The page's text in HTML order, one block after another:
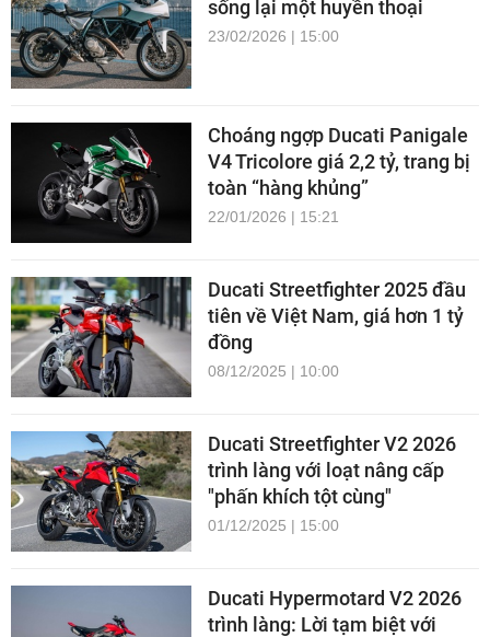
sống lại một huyền thoại
23/02/2026 | 15:00
Choáng ngợp Ducati Panigale
V4 Tricolore giá 2,2 tỷ, trang bị
toàn “hàng khủng”
22/01/2026 | 15:21
Ducati Streetfighter 2025 đầu
tiên về Việt Nam, giá hơn 1 tỷ
đồng
08/12/2025 | 10:00
Ducati Streetfighter V2 2026
trình làng với loạt nâng cấp
"phấn khích tột cùng"
01/12/2025 | 15:00
Ducati Hypermotard V2 2026
trình làng: Lời tạm biệt với